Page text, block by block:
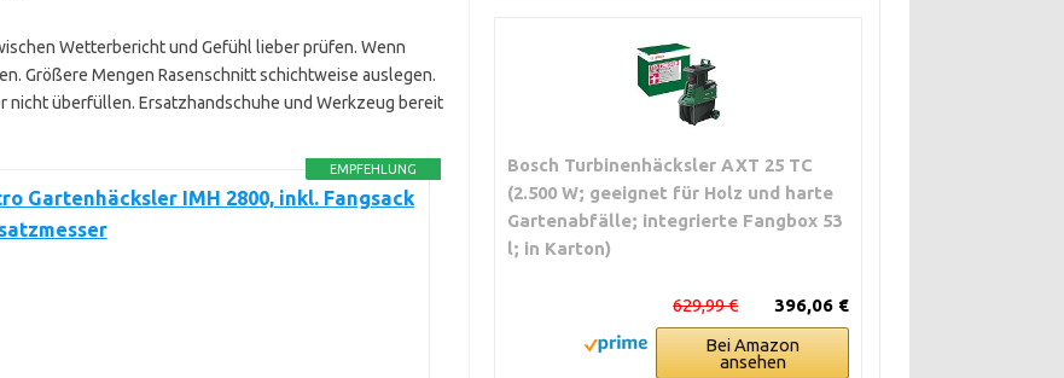
Wetterbericht und Gefühl lieber prüfen. Wenn
Größere Mengen Rasenschnitt schichtweise auslegen.
nicht überfüllen. Ersatzhandschuhe und Werkzeug bereit
EMPFEHLUNG
Gartenhäcksler IMH 2800, inkl. Fangsack
Bosch Turbinenhäcksler AXT 25 TC
(2.500 W; geeignet für Holz und harte
Gartenabfälle; integrierte Fangbox 53
l; in Karton)
396,06 €
629,99 €
Bei Amazon
ansehen